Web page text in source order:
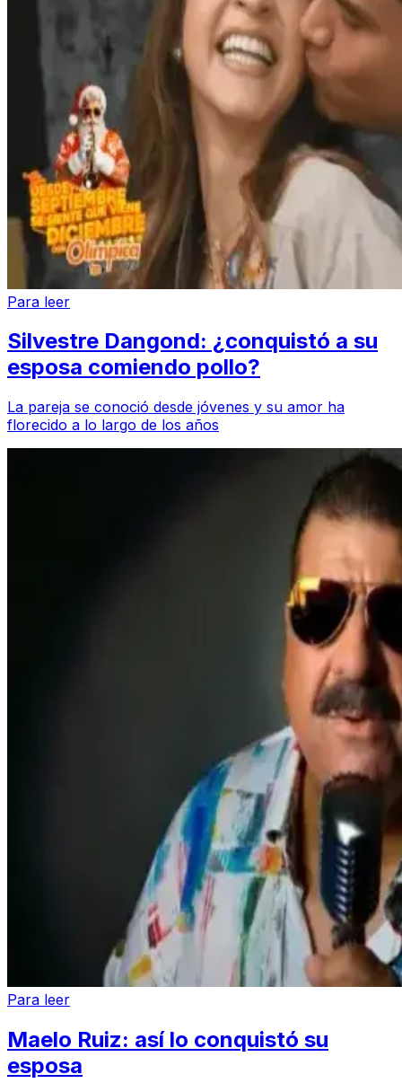
Para leer
Silvestre Dangond: ¿conquistó a su
esposa comiendo pollo?
La pareja se conoció desde jóvenes y su amor ha
florecido a lo largo de los años
Para leer
Maelo Ruiz: así lo conquistó su
esposa